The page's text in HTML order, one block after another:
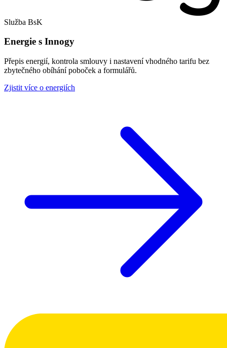
Služba BsK
Energie s Innogy
Přepis energií, kontrola smlouvy i nastavení vhodného tarifu bez
zbytečného obíhání poboček a formulářů.
Zjistit více o energiích